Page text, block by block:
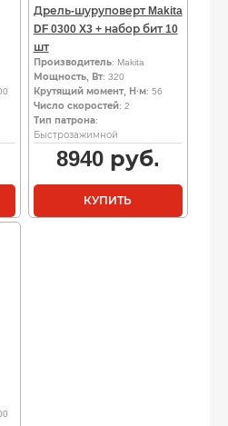
Дрель-шуруповерт Makita
DF 0300 X3 + набор бит 10
шт
Производитель: Makita
Мощность, Вт: 320
Крутящий момент, Н·м: 56
Число скоростей: 2
Тип патрона:
Быстрозажимной
8940руб.
КУПИТЬ